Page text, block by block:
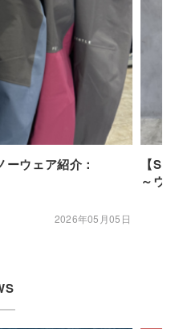
ウェア紹介：
2026年05月05日
【
～ウ